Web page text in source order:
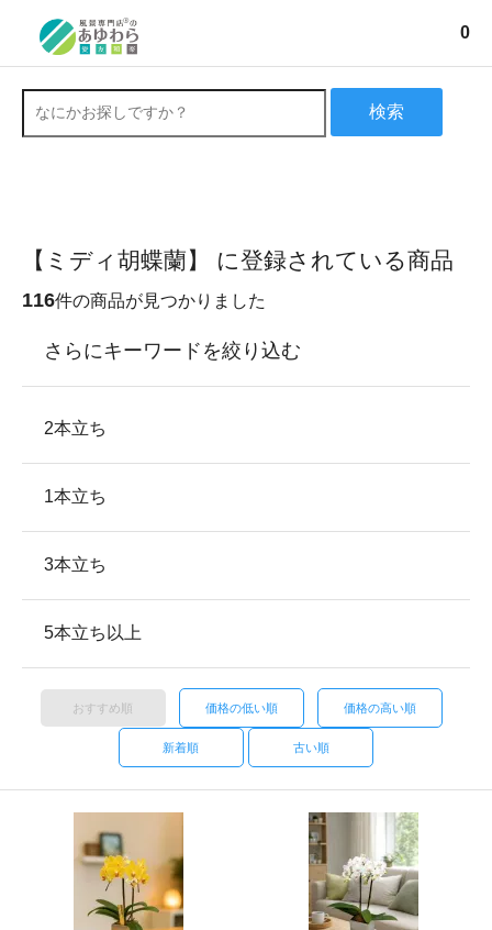
0
検索
【ミディ胡蝶蘭】 に登録されている商品
116件の商品が見つかりました
さらにキーワードを絞り込む
2本立ち
1本立ち
3本立ち
5本立ち以上
おすすめ順 価格の低い順 価格の高い順
新着順 古い順